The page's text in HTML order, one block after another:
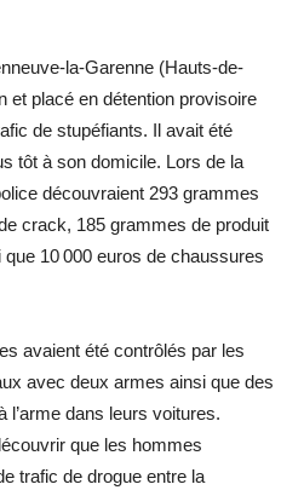
la-Garenne (­Hauts-de-
et placé en détention provisoire
de stupéfiants. Il avait été
tôt à son domicile. Lors de la
découvraient 293 grammes
crack, 185 grammes de produit
10 000 euros de ­chaussures
avaient été contrôlés par les
avec deux armes ainsi que des
l’arme dans leurs voitures.
que les hommes
trafic de drogue entre la